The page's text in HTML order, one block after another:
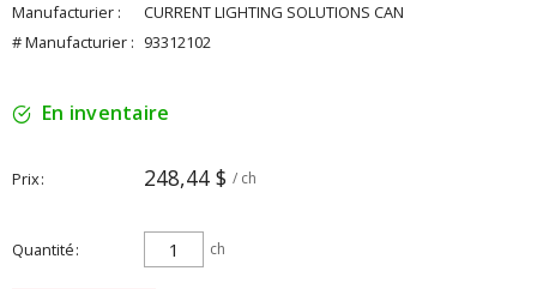
Manufacturier :
CURRENT LIGHTING SOLUTIONS CAN
# Manufacturier : 93312102
En inventaire
Prix 248,44 $ / ch
Quantité ch